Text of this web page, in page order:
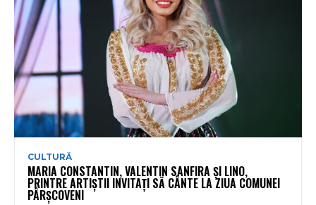
CULTURĂ
MARIA CONSTANTIN, VALENTIN SANFIRA ȘI LINO,
PRINTRE ARTIȘTII INVITAȚI SĂ CÂNTE LA ZIUA COMUNEI
PÂRȘCOVENI